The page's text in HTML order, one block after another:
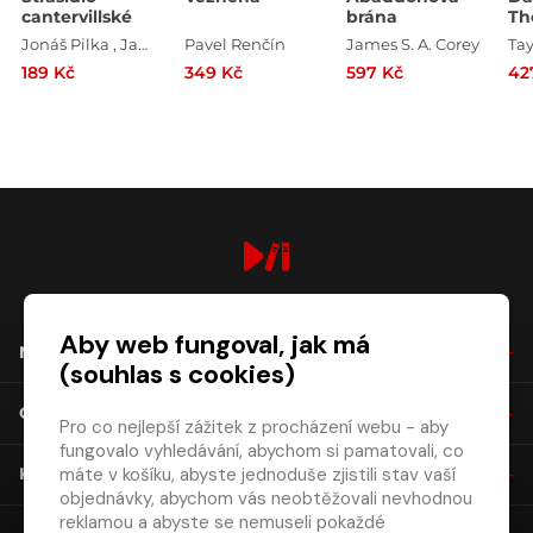
cantervillské
Jonáš Pilka , Jan Jiráň
189 Kč
Pavel Renčín
349 Kč
brána
James S. A. Corey
597 Kč
NÁKUP
O SPOLEČNOSTI
KONTAKT
Aby web fungoval, jak má
(souhlas s cookies)
Pro co nejlepší zážitek z procházení webu - aby
fungovalo vyhledávání, abychom si pamatovali, co
máte v košíku, abyste jednoduše zjistili stav vaší
objednávky, abychom vás neobtěžovali nevhodnou
reklamou a abyste se nemuseli pokaždé